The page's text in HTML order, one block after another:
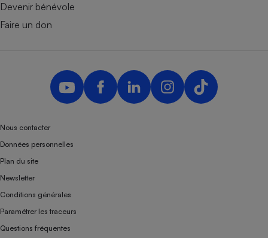
Devenir bénévole
Faire un don
Nous contacter
Données personnelles
Plan du site
Newsletter
Conditions générales
Paramétrer les traceurs
Questions fréquentes